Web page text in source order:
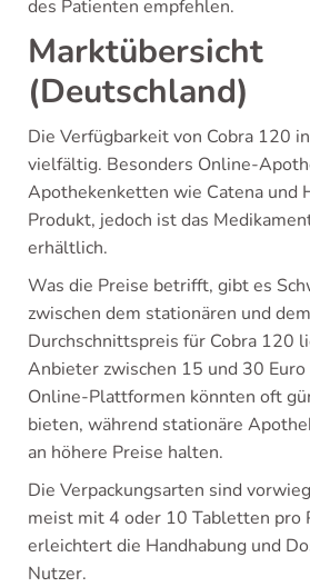
des Patienten empfehlen.
Marktübersicht
(Deutschland)
Die Verfügbarkeit von Cobra 120
vielfältig. Besonders Online-
Apothekenketten wie Catena und
Produkt, jedoch ist das
erhältlich.
Was die Preise betrifft, gibt es
zwischen dem stationären und
Durchschnittspreis für Cobra 120
Anbieter zwischen 15 und 30 Euro
Online-Plattformen könnten oft
bieten, während stationäre
an höhere Preise halten.
Die Verpackungsarten sind
meist mit 4 oder 10 Tabletten pro
erleichtert die Handhabung und
Nutzer.